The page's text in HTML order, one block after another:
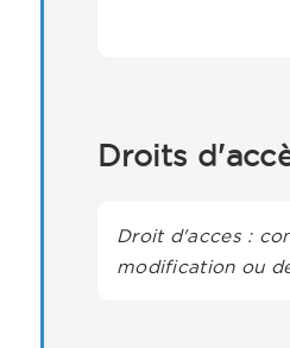
Droits
Droit d'acces :
modification ou